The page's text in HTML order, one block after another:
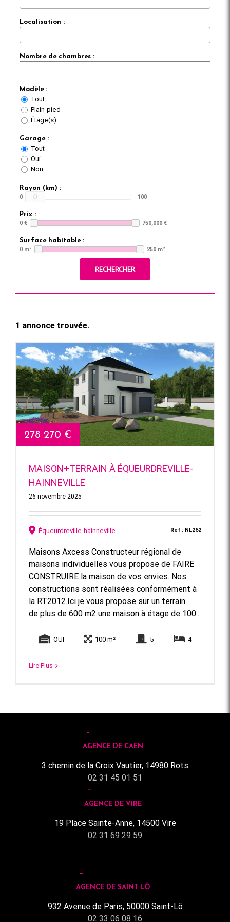
Localisation :
Nombre de chambres :
Modèle :
Tout
Plain-pied
Étage(s)
Garage :
Tout
Oui
Non
Rayon (km) :
0
0 100
Prix :
0 €
750,000 €
Surface habitable :
0 m²
250 m²
RECHERCHER
1 annonce trouvée.
278 270 €
MAISON+TERRAIN À ÉQUEURDREVILLE-
HAINNEVILLE
26 novembre 2025
Équeurdreville-hainneville Ref : NL262
Maisons Axcess Constructeur régional de
maisons individuelles vous propose de FAIRE
CONSTRUIRE la maison de vos envies. Nos
constructions sont réalisées conformément à
la RT2012.Ici je vous propose sur un terrain
de plus de 600 m2 une maison à étage de 100...
OUI 100 m² 5 4
Lire Plus
AGENCE DE CAEN
3 chemin de la Croix Vautier, 14980 Rots
02 31 45 01 51
AGENCE DE VIRE
19 Place Sainte-Anne, 14500 Vire
02 31 69 29 59
AGENCE DE SAINT LÔ
932 Avenue de Paris, 50000 Saint-Lô
02 33 06 08 16